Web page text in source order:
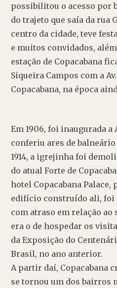
possibilitou o acesso por
do trajeto que saía da rua
centro da cidade, teve
e muitos convidados,
estação de Copacabana
Siqueira Campos com a
Copacabana, na época
Em 1906, foi inaugurada a
conferiu ares de
1914, a igrejinha foi
do atual Forte de
hotel Copacabana
edifício construído ali, foi
com atraso em relação
era o de hospedar os
da Exposição do
Brasil, no ano anterior.
A partir daí, Copacabana
se tornou um dos bairros